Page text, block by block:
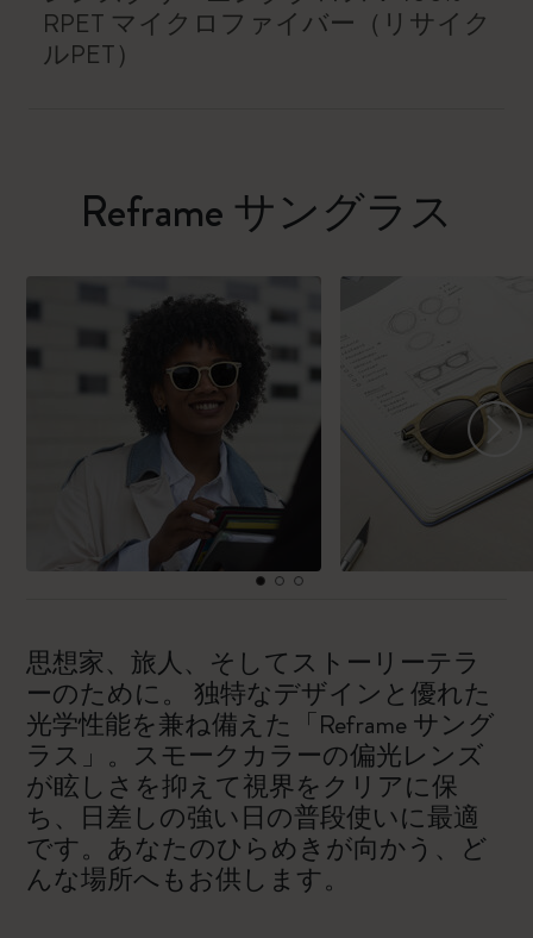
RPET マイクロファイバー（リサイク
ルPET）
Reframe サングラス
思想家、旅人、そしてストーリーテラ
ーのために。 独特なデザインと優れた
光学性能を兼ね備えた「Reframe サング
ラス」。スモークカラーの偏光レンズ
が眩しさを抑えて視界をクリアに保
ち、日差しの強い日の普段使いに最適
です。あなたのひらめきが向かう、ど
んな場所へもお供します。